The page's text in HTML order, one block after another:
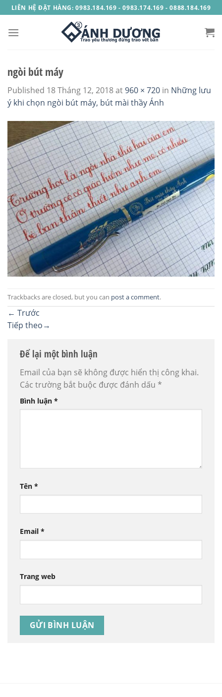
Skip
to
content
LIÊN HỆ ĐẶT HÀNG: 0983.184.169 - 0983.174.169 - 0888.184.169
ngòi bút máy
Published 18 Tháng 12, 2018at960 × 720 in Những lưu
ý khi chọn ngòi bút máy, bút mài thầy Ánh
Trackbacks are closed, but you can post a comment.
← Trước
Tiếp theo→
Để lại một bình luận
Email của bạn sẽ không được hiển thị công khai.
Các trường bắt buộc được đánh dấu *
Bình luận *
Tên *
Email *
Trang web